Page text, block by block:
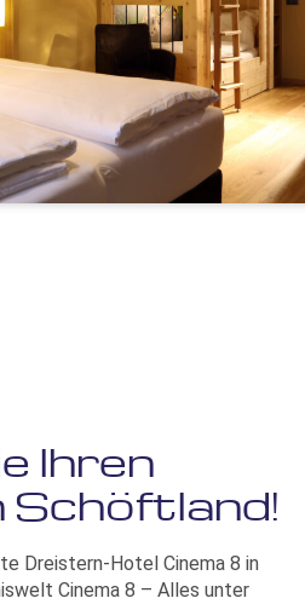
Ihren
Dreistern-Hotel Cinema 8 in
Cinema 8 – Alles unter